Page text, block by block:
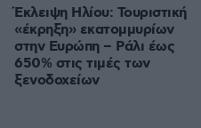
Έκλειψη Ηλίου: Τουριστική
«έκρηξη» εκατομμυρίων
στην Ευρώπη – Ράλι έως
650% στις τιμές των
ξενοδοχείων